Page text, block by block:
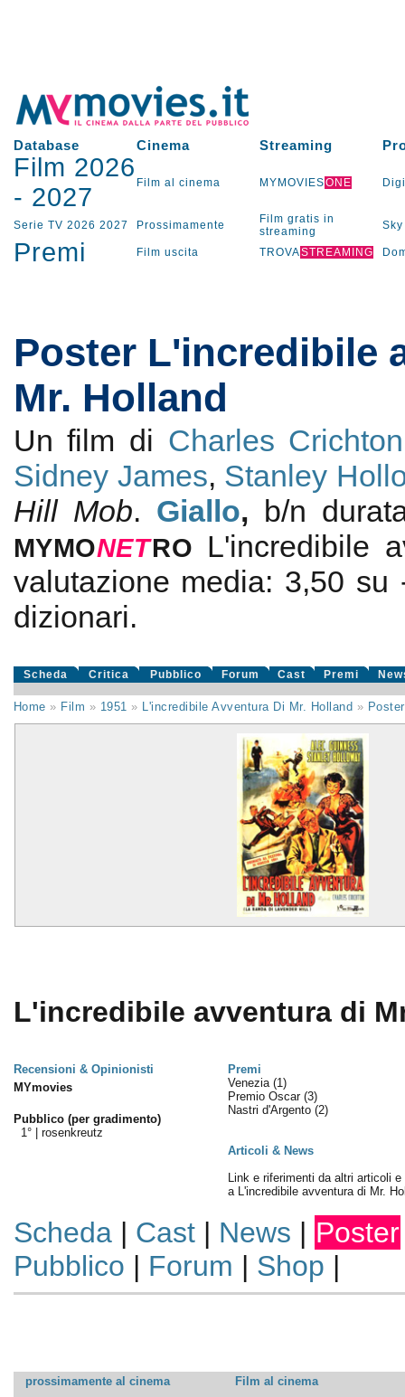
Database Cinema Streaming
Film 2026
- 2027 Film al cinema MYMOVIESONE
Serie TV 2026 2027 Prossimamente
Film gratis in
streaming
Sky
Premi Film uscita TROVASTREAMING
Poster L'incredibile
Mr. Holland
Un film di Charles Crichton
Sidney James, Stanley
Hill Mob. Giallo, b/n
MYMONETRO L'incredibile
valutazione media: 3,50 su
dizionari.
Scheda Critica Pubblico Forum Cast Premi
Home » Film » 1951 » L'incredibile Avventura Di Mr. Holland » Poster
L'incredibile avventura di
Recensioni & Opinionisti
Premi
MYmovies
Pubblico (per gradimento)
1° | rosenkreutz
Venezia (1)
Premio Oscar (3)
Nastri d'Argento (2)
Articoli & News
Link e riferimenti da altri articoli e
a L'incredibile avventura di Mr.
Scheda| Cast| News | Poster
Pubblico | Forum | Shop |
prossimamente al cinema
Film al cinema